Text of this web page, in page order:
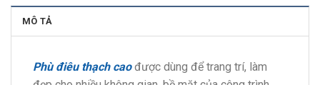
MÔ TẢ
Phù điêu thạch caođược dùng để trang trí, làm